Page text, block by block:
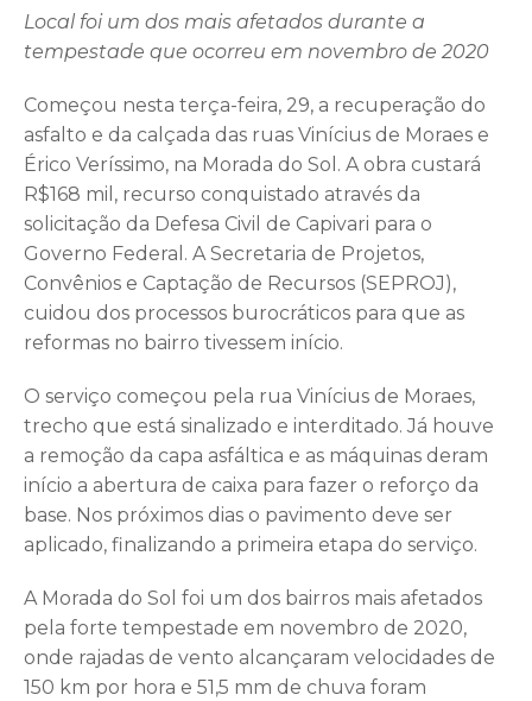
Local foi um dos mais afetados durante a
tempestade que ocorreu em novembro de 2020
Começou nesta terça-feira, 29, a recuperação do
asfalto e da calçada das ruas Vinícius de Moraes e
Érico Veríssimo, na Morada do Sol. A obra custará
R$168 mil, recurso conquistado através da
solicitação da Defesa Civil de Capivari para o
Governo Federal. A Secretaria de Projetos,
Convênios e Captação de Recursos (SEPROJ),
cuidou dos processos burocráticos para que as
reformas no bairro tivessem início.
O serviço começou pela rua Vinícius de Moraes,
trecho que está sinalizado e interditado. Já houve
a remoção da capa asfáltica e as máquinas deram
início a abertura de caixa para fazer o reforço da
base. Nos próximos dias o pavimento deve ser
aplicado, finalizando a primeira etapa do serviço.
A Morada do Sol foi um dos bairros mais afetados
pela forte tempestade em novembro de 2020,
onde rajadas de vento alcançaram velocidades de
150 km por hora e 51,5 mm de chuva foram